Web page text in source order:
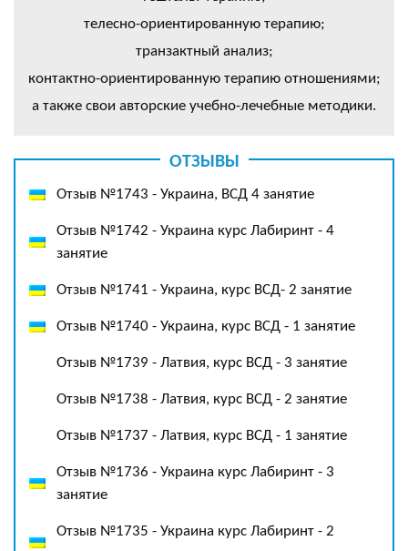
телесно-ориентированную терапию;
транзактный анализ;
контактно-ориентированную терапию отношениями;
а также свои авторские учебно-лечебные методики.
ОТЗЫВЫ
Отзыв №1743 - Украина, ВСД 4 занятие
Отзыв №1742 - Украина курс Лабиринт - 4
занятие
Отзыв №1741 - Украина, курс ВСД- 2 занятие
Отзыв №1740 - Украина, курс ВСД - 1 занятие
Отзыв №1739 - Латвия, курс ВСД - 3 занятие
Отзыв №1738 - Латвия, курс ВСД - 2 занятие
Отзыв №1737 - Латвия, курс ВСД - 1 занятие
Отзыв №1736 - Украина курс Лабиринт - 3
занятие
Отзыв №1735 - Украина курс Лабиринт - 2